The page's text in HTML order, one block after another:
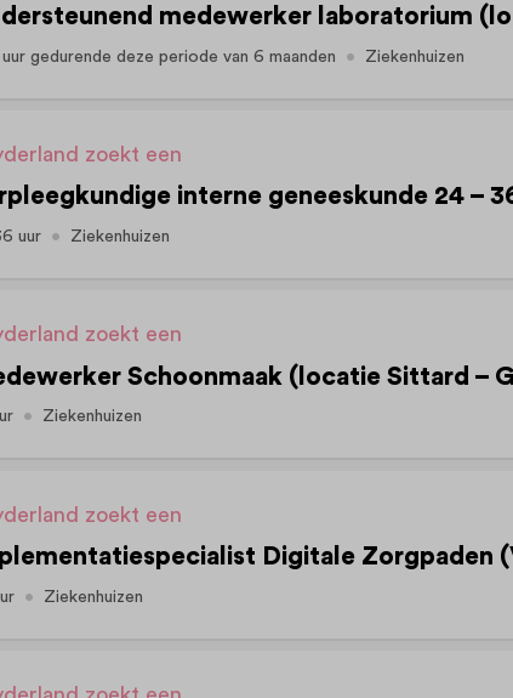
gedurende deze periode van 6 maanden Ziekenhuizen
zoekt een
uur Ziekenhuizen
zoekt een
Ziekenhuizen
zoekt een
Ziekenhuizen